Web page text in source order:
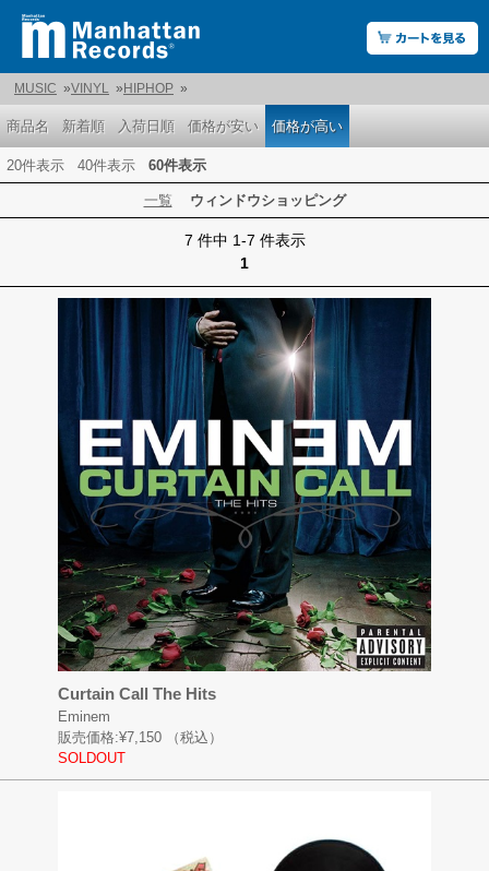
MUSIC »VINYL » HIPHOP »
商品名 新着順 入荷日順 価格が安い 価格が高い
20件表示 40件表示 60件表示
一覧 ウィンドウショッピング
7 件中 1-7 件表示
1
Curtain Call The Hits
Eminem
販売価格:¥7,150
（税込）
SOLDOUT